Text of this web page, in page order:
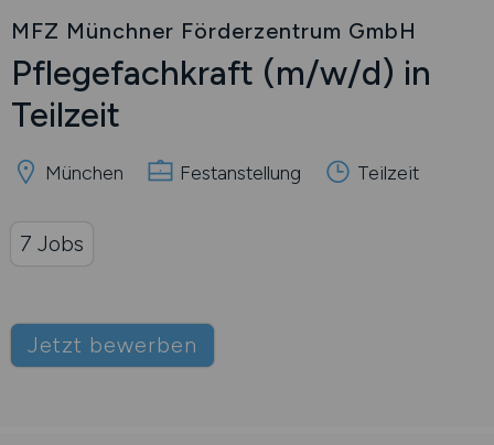
MFZ Münchner Förderzentrum GmbH
Pflegefachkraft (m/w/d) in
Teilzeit
München Festanstellung Teilzeit
Jetzt bewerben
7 Jobs